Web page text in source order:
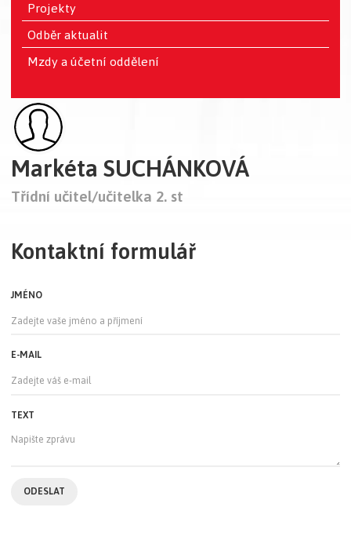
Projekty
Odběr aktualit
Mzdy a účetní oddělení
Markéta SUCHÁNKOVÁ
Třídní učitel/učitelka 2. st
Kontaktní formulář
JMÉNO
E-MAIL
TEXT